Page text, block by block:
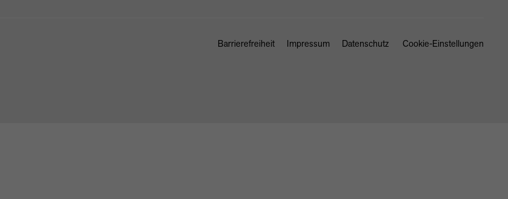
Barrierefreiheit Impressum Datenschutz Cookie-Einstellungen